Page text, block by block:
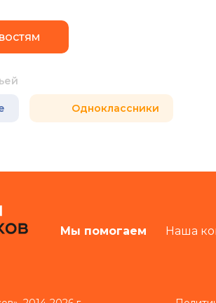
Одноклассники
Мы помогаем Наша